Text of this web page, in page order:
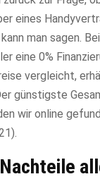
eines
man sagen.
eine 0%
vergleicht,
günstigste
wir online